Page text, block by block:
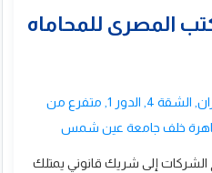
9 عمارات المطبعة ش الزعفران, الشقة 4, الدور 1, متفرع من
خلف جامعة عين شمس
الشركات إلى شريك قانوني يمتلك